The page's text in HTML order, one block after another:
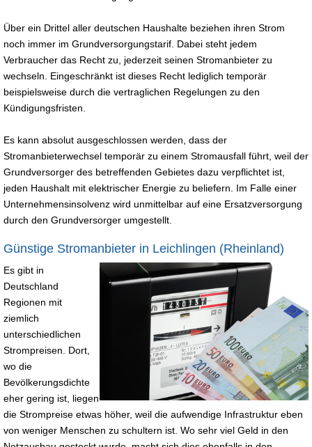
Über ein Drittel aller deutschen Haushalte beziehen ihren Strom
noch immer im Grundversorgungstarif. Dabei steht jedem
Verbraucher das Recht zu, jederzeit seinen Stromanbieter zu
wechseln. Eingeschränkt ist dieses Recht lediglich temporär
beispielsweise durch die vertraglichen Regelungen zu den
Kündigungsfristen.
Es kann absolut ausgeschlossen werden, dass der
Stromanbieterwechsel temporär zu einem Stromausfall führt, weil der
Grundversorger des betreffenden Gebietes dazu verpflichtet ist,
jeden Haushalt mit elektrischer Energie zu beliefern. Im Falle einer
Unternehmensinsolvenz wird unmittelbar auf eine Ersatzversorgung
durch den Grundversorger umgestellt.
Günstige Stromanbieter in Leichlingen (Rheinland)
Es gibt in
Deutschland
Regionen mit
ziemlich
unterschiedlichen
Strompreisen. Dort,
wo die
Bevölkerungsdichte
eher gering ist, liegen
die Strompreise etwas höher, weil die aufwendige Infrastruktur eben
von weniger Menschen zu schultern ist. Wo sehr viel Geld in den